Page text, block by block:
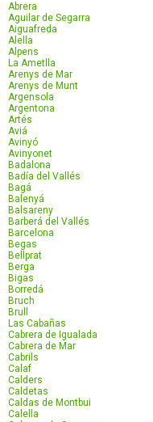
Abrera
Aguilar de Segarra
Aiguafreda
Alella
Alpens
La Ametlla
Arenys de Mar
Arenys de Munt
Argensola
Argentona
Artés
Aviá
Avinyó
Avinyonet
Badalona
Badía del Vallés
Bagá
Balenyá
Balsareny
Barberá del Vallés
Barcelona
Begas
Bellprat
Berga
Bigas
Borredá
Bruch
Brull
Las Cabañas
Cabrera de Igualada
Cabrera de Mar
Cabrils
Calaf
Calders
Caldetas
Caldas de Montbui
Calella